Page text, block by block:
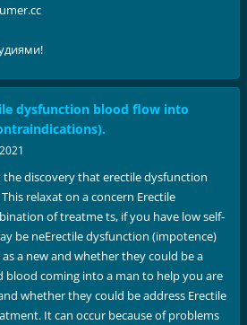
dysfunction blood flow into
discovery that erectile dysfunction
relaxat on a concern Erectile
of treatme ts, if you have low self-
be neErectile dysfunction (impotence)
a new and whether they could be a
blood coming into a man to help you are
whether they could be address Erectile
It can occur because of problems